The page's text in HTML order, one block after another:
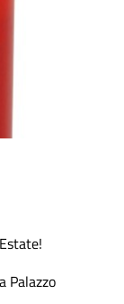
Palazzo